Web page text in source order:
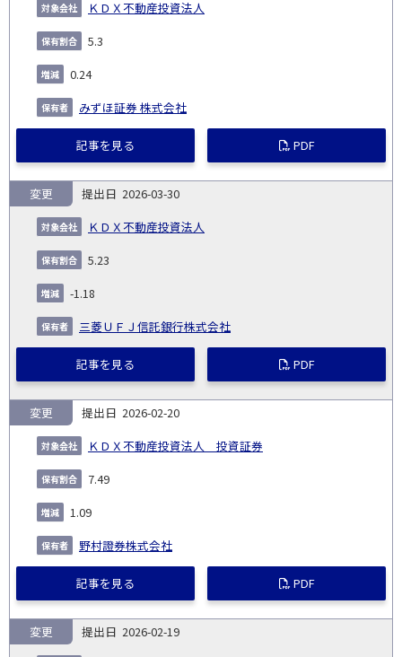
ＫＤＸ不動産投資法人
5.3
0.24
みずほ証券 株式会社
記事を見る PDF
2026-03-30
ＫＤＸ不動産投資法人
変更
5.23
-1.18
三菱ＵＦＪ信託銀行株式会社
記事を見る PDF
2026-02-20
ＫＤＸ不動産投資法人 投資証券
変更
7.49
1.09
野村證券株式会社
記事を見る PDF
2026-02-19
変更